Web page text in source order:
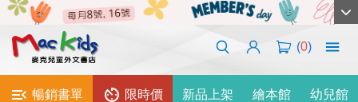
(0)
暢銷書單 限時價 新品上架 繪本館 幼兒館